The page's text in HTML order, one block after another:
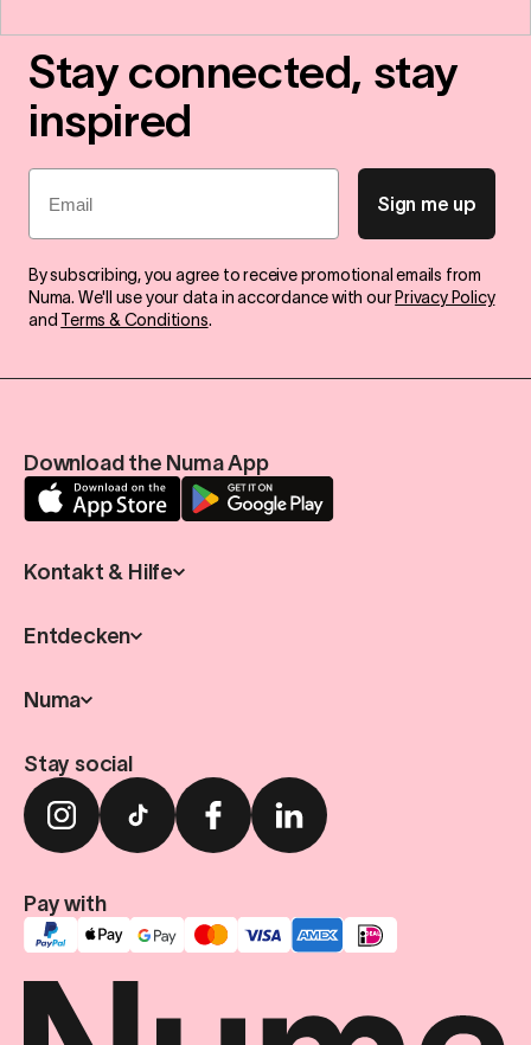
Stay connected, stay
inspired
Email
Sign me up
By subscribing, you agree to receive promotional emails from
Numa. We'll use your data in accordance with our Privacy Policy
and Terms & Conditions.
Download the Numa App
Kontakt & Hilfe
Entdecken
Numa
Stay social
Pay with